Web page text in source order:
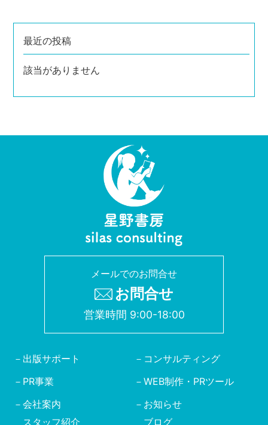
最近の投稿
該当がありません
メールでのお問合せ
お問合せ
営業時間 9:00-18:00
出版サポート
コンサルティング
PR事業
WEB制作・PRツール
会社案内
スタッフ紹介
お知らせ
ブログ